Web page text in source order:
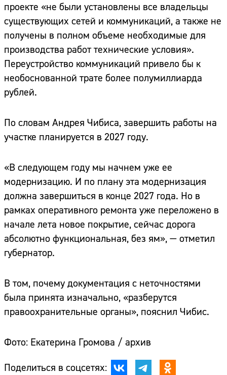
проекте «не были установлены все владельцы
существующих сетей и коммуникаций, а также не
получены в полном объеме необходимые для
производства работ технические условия».
Переустройство коммуникаций привело бы к
необоснованной трате более полумиллиарда
рублей.
По словам Андрея Чибиса, завершить работы на
участке планируется в 2027 году.
«В следующем году мы начнем уже ее
модернизацию. И по плану эта модернизация
должна завершиться в конце 2027 года. Но в
рамках оперативного ремонта уже переложено в
начале лета новое покрытие, сейчас дорога
абсолютно функциональная, без ям», — отметил
губернатор.
В том, почему документация с неточностями
была принята изначально, «разберутся
правоохранительные органы», пояснил Чибис.
Фото: Екатерина Громова / архив
Поделиться в соцсетях: